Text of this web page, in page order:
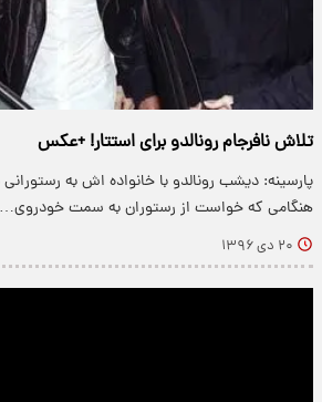
تلاش نافرجام رونالدو برای استتار! +عکس
پارسینه: دیشب رونالدو با خانواده اش به
هنگامی که خواست از رستوران به سمت خودروی…
۲۰ دی ۱۳۹۶